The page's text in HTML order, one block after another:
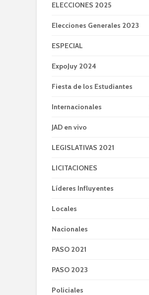
ELECCIONES 2025
Elecciones Generales 2023
ESPECIAL
ExpoJuy 2024
Fiesta de los Estudiantes
Internacionales
JAD en vivo
LEGISLATIVAS 2021
LICITACIONES
Líderes Influyentes
Locales
Nacionales
PASO 2021
PASO 2023
Policiales